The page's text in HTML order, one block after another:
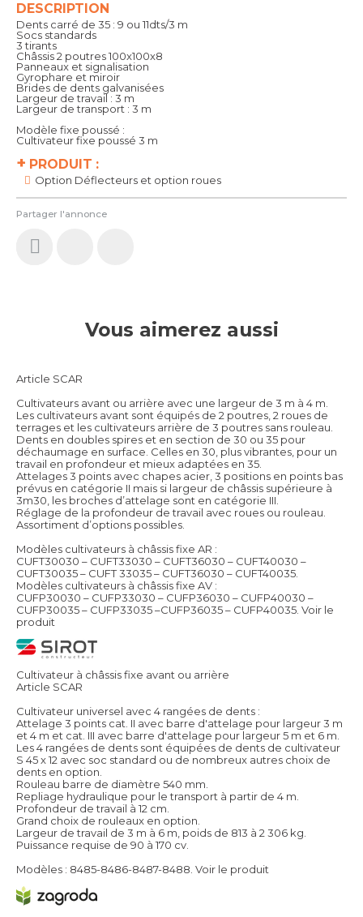
+ PRODUIT :
Option Déflecteurs et option roues
Partager l'annonce
DESCRIPTION
Dents carré de 35 : 9 ou 11dts/3 m
Socs standards
3 tirants
Châssis 2 poutres 100x100x8
Panneaux et signalisation
Gyrophare et miroir
Brides de dents galvanisées
Largeur de travail : 3 m
Largeur de transport : 3 m
Modèle fixe poussé :
Cultivateur fixe poussé 3 m
Vous aimerez aussi
Article SCAR
Cultivateurs avant ou arrière avec une largeur de 3 m à 4 m.
Les cultivateurs avant sont équipés de 2 poutres, 2 roues de
terrages et les cultivateurs arrière de 3 poutres sans rouleau.
Dents en doubles spires et en section de 30 ou 35 pour
déchaumage en surface. Celles en 30, plus vibrantes, pour un
travail en profondeur et mieux adaptées en 35.
Attelages 3 points avec chapes acier, 3 positions en points bas
prévus en catégorie II mais si largeur de châssis supérieure à
3m30, les broches d’attelage sont en catégorie III.
Réglage de la profondeur de travail avec roues ou rouleau.
Assortiment d’options possibles.
Modèles cultivateurs à châssis fixe AR :
CUFT30030 – CUFT33030 – CUFT36030 – CUFT40030 –
CUFT30035 – CUFT 33035 – CUFT36030 – CUFT40035.
Modèles cultivateurs à châssis fixe AV :
CUFP30030 – CUFP33030 – CUFP36030 – CUFP40030 –
CUFP30035 – CUFP33035 –CUFP36035 – CUFP40035. Voir le
produit
Cultivateur à châssis fixe avant ou arrière
Article SCAR
Cultivateur universel avec 4 rangées de dents :
Attelage 3 points cat. II avec barre d'attelage pour largeur 3 m
et 4 m et cat. III avec barre d'attelage pour largeur 5 m et 6 m.
Les 4 rangées de dents sont équipées de dents de cultivateur
S 45 x 12 avec soc standard ou de nombreux autres choix de
dents en option.
Rouleau barre de diamètre 540 mm.
Repliage hydraulique pour le transport à partir de 4 m.
Profondeur de travail à 12 cm.
Grand choix de rouleaux en option.
Largeur de travail de 3 m à 6 m, poids de 813 à 2 306 kg.
Puissance requise de 90 à 170 cv.
Modèles : 8485-8486-8487-8488. Voir le produit